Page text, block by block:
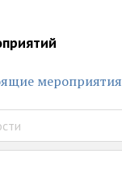
мероприятия